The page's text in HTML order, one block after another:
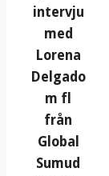
intervju
med
Lorena
Delgado
m fl
från
Global
Sumud